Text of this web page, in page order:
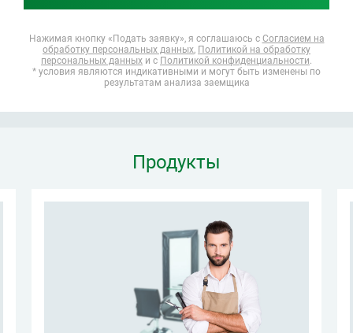
Нажимая кнопку «Подать заявку», я соглашаюсь с Согласием на
обработку персональных данных, Политикой на обработку
персональных данных и с Политикой конфиденциальности.
* условия являются индикативными и могут быть изменены по
результатам анализа заемщика
Продукты